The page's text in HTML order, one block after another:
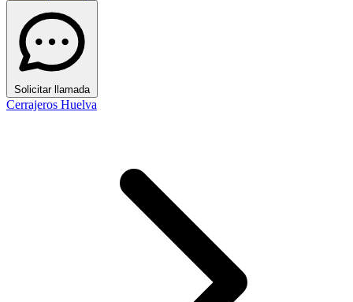
Solicitar llamada
Cerrajeros Huelva